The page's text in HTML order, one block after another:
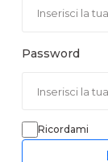
Password
Ricordami